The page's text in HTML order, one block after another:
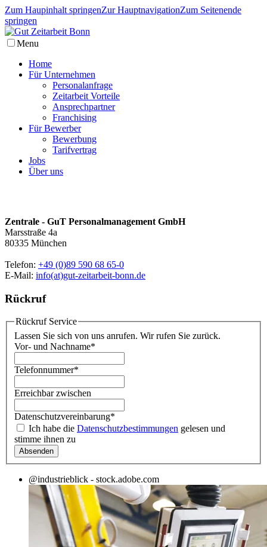
Zum Haupinhalt springenZur HauptnavigationZum Seitenende
springen
Menu
Home
Für Unternehmen
Personalanfrage
Zeitarbeit Vorteile
Ansprechpartner
Franchising
Für Bewerber
Bewerbung
Tarifvertrag
Jobs
Über uns
Zentrale - GuT Personalmanagement GmbH
Marsstraße 4a
80335 München
Telefon: +49 (0)89 590 68 65-0
E-Mail: info(at)gut-zeitarbeit-bonn.de
Rückruf
Rückruf Service
Lassen Sie sich von uns anrufen. Wir rufen Sie zurück.
Vor- und Nachname*
Telefonnummer*
Erreichbar zwischen
Datenschutzvereinbarung*
Ich habe die Datenschutzbestimmungen gelesen und
stimme ihnen zu
@industrieblick - stock.adobe.com